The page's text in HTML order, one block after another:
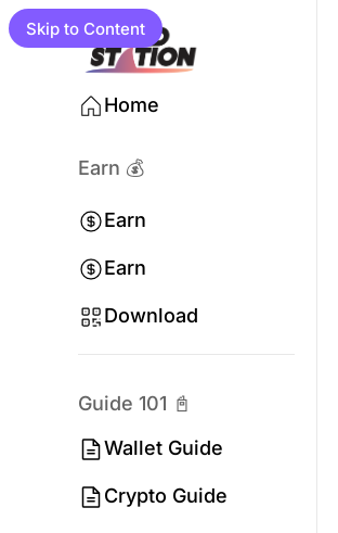
Skip to Content
Home
Earn 💰
Earn
Earn
Program
Campaigns
Download
Guide 101 📓
Wallet Guide
Crypto Guide